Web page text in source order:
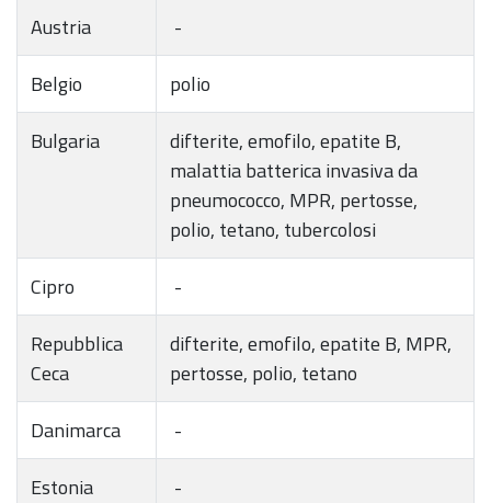
Austria
-
Belgio
polio
Bulgaria
difterite, emofilo, epatite B,
malattia batterica invasiva da
pneumococco, MPR, pertosse,
polio, tetano, tubercolosi
Cipro
-
Repubblica
Ceca
difterite, emofilo, epatite B, MPR,
pertosse, polio, tetano
Danimarca
-
Estonia
-